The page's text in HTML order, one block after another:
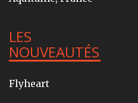
LES
NOUVEAUTÉS
Flyheart